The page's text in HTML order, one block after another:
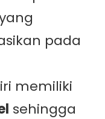
pada
memiliki
sehingga